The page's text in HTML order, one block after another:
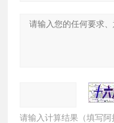
请输入计算结果（填写